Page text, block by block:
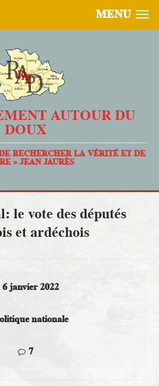
MENU
AUTOUR DU
DOUX
RECHERCHER LA VÉRITÉ ET DE
» JEAN JAURÈS
le vote des députés
et ardéchois
6 janvier 2022
nationale
7